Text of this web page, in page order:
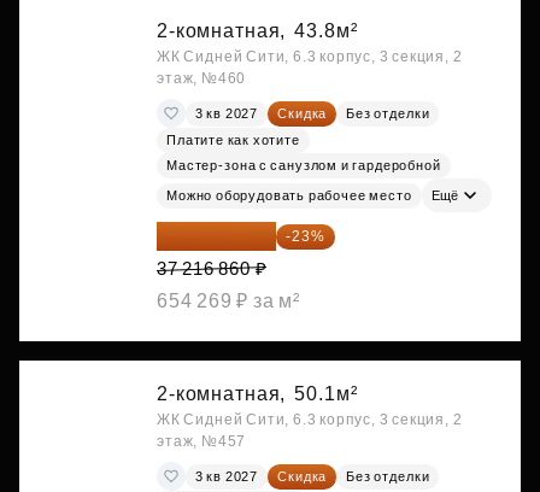
2-комнатная, 43.8м²
ЖК Сидней Сити, 6.3 корпус, 3 секция, 2
этаж, №460
3 кв 2027 Скидка
Без отделки
Платите как хотите
Мастер-зона с санузлом и гардеробной
Можно оборудовать рабочее место Ещё
28 656 982 ₽ -23%
37 216 860 ₽
654 269 ₽ за м²
2-комнатная, 50.1м²
ЖК Сидней Сити, 6.3 корпус, 3 секция, 2
этаж, №457
3 кв 2027 Скидка
Без отделки